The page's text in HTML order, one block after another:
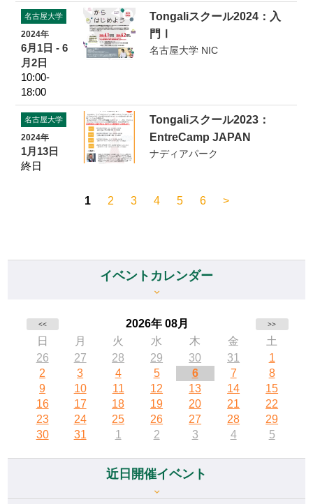
名古屋大学
2024年
6月1日 - 6
月2日
10:00-
18:00
Tongaliスクール2024：入
門Ⅰ
名古屋大学 NIC
名古屋大学
2024年
1月13日
終日
Tongaliスクール2023：
EntreCamp JAPAN
ナディアパーク
1 2 3 4 5 6 >
イベントカレンダー
<< 2026年 08月 >>
日 月 火 水 木 金
土
26
27 28 29 30 31
1
2
3 4 5 6 7
8
9
10 11 12 13 14
15
16
17 18 19 20 21
22
23
24 25 26 27 28
29
30
31 1 2 3 4 5
近日開催イベント